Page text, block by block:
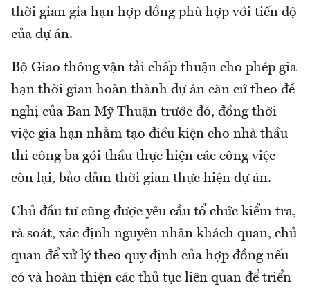
thời gian gia hạn hợp đồng phù hợp với tiến độ
của dự án.
Bộ Giao thông vận tải chấp thuận cho phép gia
hạn thời gian hoàn thành dự án căn cứ theo đề
nghị của Ban Mỹ Thuận trước đó, đồng thời
việc gia hạn nhằm tạo điều kiện cho nhà thầu
thi công ba gói thầu thực hiện các công việc
còn lại, bảo đảm thời gian thực hiện dự án.
Chủ đầu tư cũng được yêu cầu tổ chức kiểm tra,
rà soát, xác định nguyên nhân khách quan, chủ
quan để xử lý theo quy định của hợp đồng nếu
có và hoàn thiện các thủ tục liên quan để triển